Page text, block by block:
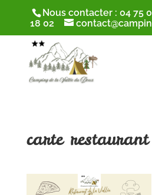
Nous contacter : 04 75
18 02
carte